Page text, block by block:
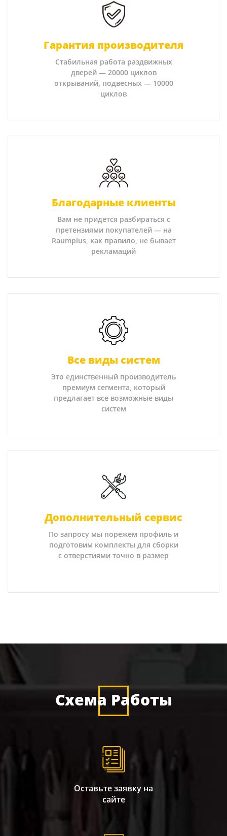
Гарантия производителя
Стабильная работа раздвижных
дверей — 20000 циклов
открываний, подвесных — 10000
циклов
Благодарные клиенты
Вам не придется разбираться с
претензиями покупателей — на
Raumplus, как правило, не бывает
рекламаций
Все виды систем
Это единственный производитель
премиум сегмента, который
предлагает все возможные виды
систем
Дополнительный сервис
По запросу мы порежем профиль и
подготовим комплекты для сборки
с отверстиями точно в размер
Схема Работы
Оставьте заявку на
сайте